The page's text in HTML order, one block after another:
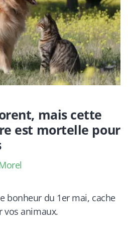
mais cette
est mortelle pour
bonheur du 1er mai, cache
vos animaux.